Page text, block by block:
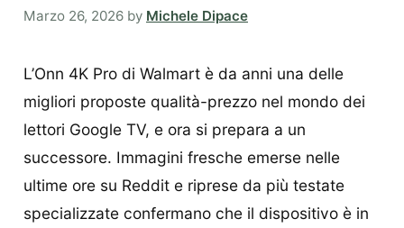
Marzo 26, 2026 by Michele Dipace
L’Onn 4K Pro di Walmart è da anni una delle
migliori proposte qualità-prezzo nel mondo dei
lettori Google TV, e ora si prepara a un
successore. Immagini fresche emerse nelle
ultime ore su Reddit e riprese da più testate
specializzate confermano che il dispositivo è in